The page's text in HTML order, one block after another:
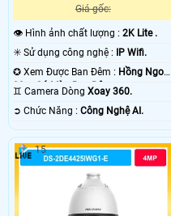
Giá gốc:
👁 Hình ảnh chất lượng : 2K Lite .
✳️ Sử dụng công nghệ :
IP Wifi.
✪ Xem Được Ban Đêm : Hồng Ngoại
30m Có Màu Ban Ðêm.
♊ Camera Dòng Xoay 360.
️➲ Chức Năng : Công Nghệ AI.
15